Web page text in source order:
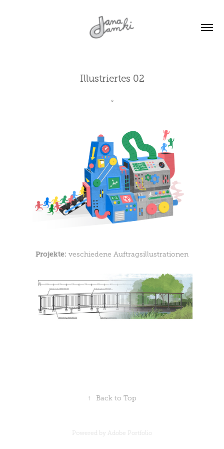
Illustriertes 02
°
Projekte: veschiedene Auftragsillustrationen
↑ Back to Top
Powered by Adobe Portfolio